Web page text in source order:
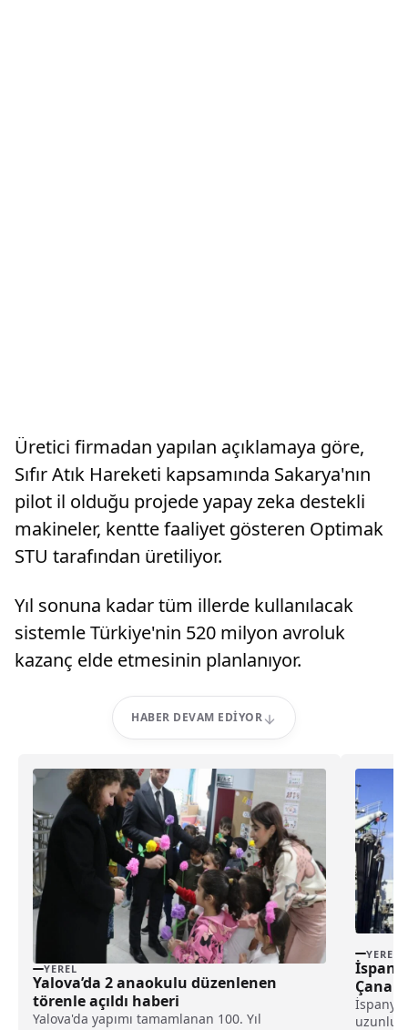
Üretici firmadan yapılan açıklamaya göre,
Sıfır Atık Hareketi kapsamında Sakarya'nın
pilot il olduğu projede yapay zeka destekli
makineler, kentte faaliyet gösteren Optimak
STU tarafından üretiliyor.
Yıl sonuna kadar tüm illerde kullanılacak
sistemle Türkiye'nin 520 milyon avroluk
kazanç elde etmesinin planlanıyor.
HABER DEVAM EDIYOR
YEREL
Yalova’da 2 anaokulu düzenlenen
törenle açıldı haberi
Yalova'da yapımı tamamlanan 100. Yıl
YEREL
İspanya